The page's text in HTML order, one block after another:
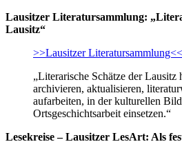
Lausitzer Literatursammlung:
Lausitz“
>>Lausitzer Literatursammlung<<
„Literarische Schätze der Lausitz
archivieren, aktualisieren,
aufarbeiten, in der kulturellen
Ortsgeschichtsarbeit einsetzen.“
Lesekreise – Lausitzer LesArt: Als